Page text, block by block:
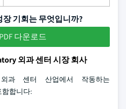
기회는 무엇입니까?
다운로드
외과 센터 시장 회사
과 센터 산업에서 작동하는
함합니다: